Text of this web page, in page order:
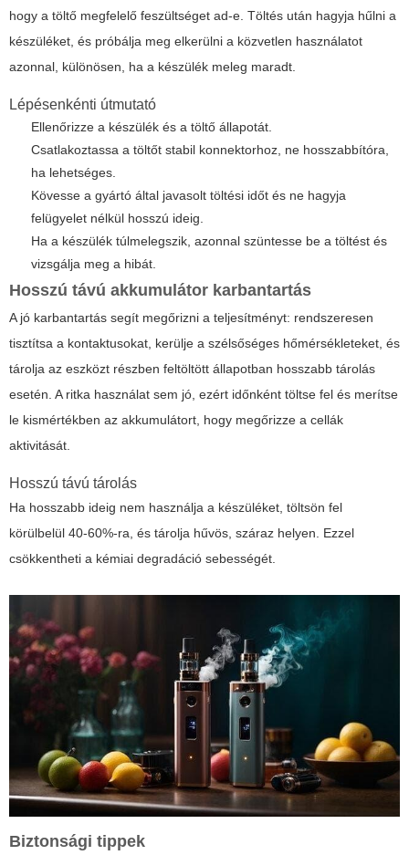
hogy a töltő megfelelő feszültséget ad-e. Töltés után hagyja hűlni a
készüléket, és próbálja meg elkerülni a közvetlen használatot
azonnal, különösen, ha a készülék meleg maradt.
Lépésenkénti útmutató
Ellenőrizze a készülék és a töltő állapotát.
Csatlakoztassa a töltőt stabil konnektorhoz, ne hosszabbítóra,
ha lehetséges.
Kövesse a gyártó által javasolt töltési időt és ne hagyja
felügyelet nélkül hosszú ideig.
Ha a készülék túlmelegszik, azonnal szüntesse be a töltést és
vizsgálja meg a hibát.
Hosszú távú akkumulátor karbantartás
A jó karbantartás segít megőrizni a teljesítményt: rendszeresen
tisztítsa a kontaktusokat, kerülje a szélsőséges hőmérsékleteket, és
tárolja az eszközt részben feltöltött állapotban hosszabb tárolás
esetén. A ritka használat sem jó, ezért időnként töltse fel és merítse
le kismértékben az akkumulátort, hogy megőrizze a cellák
aktivitását.
Hosszú távú tárolás
Ha hosszabb ideig nem használja a készüléket, töltsön fel
körülbelül 40-60%-ra, és tárolja hűvös, száraz helyen. Ezzel
csökkentheti a kémiai degradáció sebességét.
Biztonsági tippek